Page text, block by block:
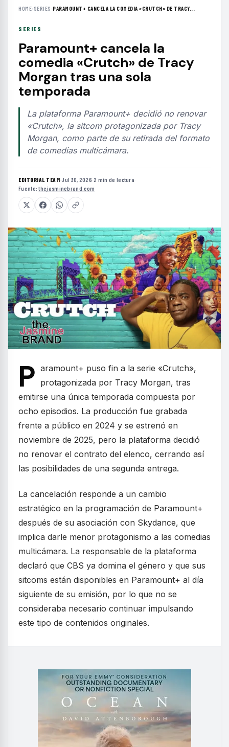
HOME› SERIES ›PARAMOUNT+ CANCELA LA COMEDIA «CRUTCH» DE TRACY...
SERIES
Paramount+ cancela la
comedia «Crutch» de Tracy
Morgan tras una sola
temporada
La plataforma Paramount+ decidió no renovar
«Crutch», la sitcom protagonizada por Tracy
Morgan, como parte de su retirada del formato
de comedias multicámara.
EDITORIAL TEAM·Jul 30, 2026·2 min de lectura·
Fuente:thejasminebrand.com
P aramount+ puso fin a la serie «Crutch»,
protagonizada por Tracy Morgan, tras
emitirse una única temporada compuesta por
ocho episodios. La producción fue grabada
frente a público en 2024 y se estrenó en
noviembre de 2025, pero la plataforma decidió
no renovar el contrato del elenco, cerrando así
las posibilidades de una segunda entrega.
La cancelación responde a un cambio
estratégico en la programación de Paramount+
después de su asociación con Skydance, que
implica darle menor protagonismo a las comedias
multicámara. La responsable de la plataforma
declaró que CBS ya domina el género y que sus
sitcoms están disponibles en Paramount+ al día
siguiente de su emisión, por lo que no se
consideraba necesario continuar impulsando
este tipo de contenidos originales.